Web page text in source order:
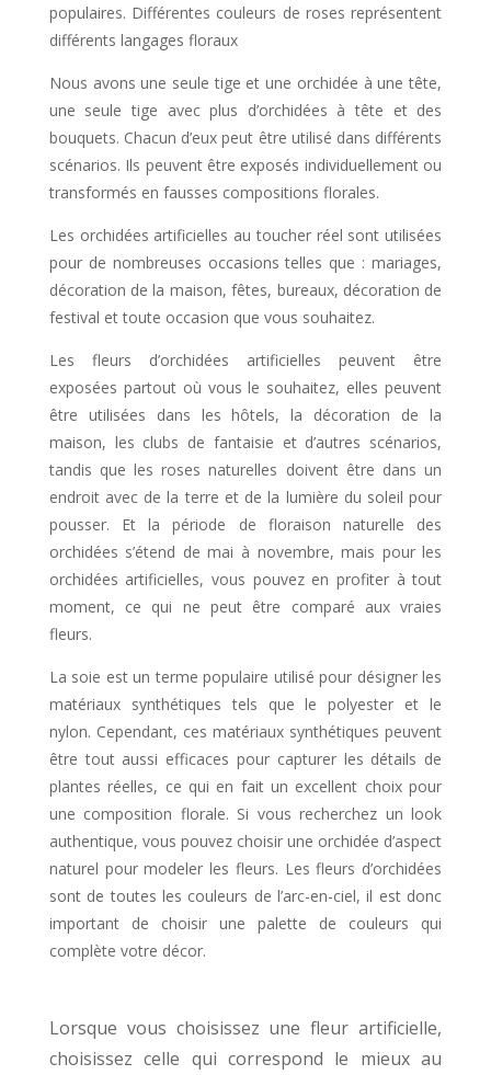
populaires. Différentes couleurs de roses représentent
différents langages floraux
Nous avons une seule tige et une orchidée à une tête,
une seule tige avec plus d’orchidées à tête et des
bouquets. Chacun d’eux peut être utilisé dans différents
scénarios. Ils peuvent être exposés individuellement ou
transformés en fausses compositions florales.
Les orchidées artificielles au toucher réel sont utilisées
pour de nombreuses occasions telles que : mariages,
décoration de la maison, fêtes, bureaux, décoration de
festival et toute occasion que vous souhaitez.
Les fleurs d’orchidées artificielles peuvent être
exposées partout où vous le souhaitez, elles peuvent
être utilisées dans les hôtels, la décoration de la
maison, les clubs de fantaisie et d’autres scénarios,
tandis que les roses naturelles doivent être dans un
endroit avec de la terre et de la lumière du soleil pour
pousser. Et la période de floraison naturelle des
orchidées s’étend de mai à novembre, mais pour les
orchidées artificielles, vous pouvez en profiter à tout
moment, ce qui ne peut être comparé aux vraies
fleurs.
La soie est un terme populaire utilisé pour désigner les
matériaux synthétiques tels que le polyester et le
nylon. Cependant, ces matériaux synthétiques peuvent
être tout aussi efficaces pour capturer les détails de
plantes réelles, ce qui en fait un excellent choix pour
une composition florale. Si vous recherchez un look
authentique, vous pouvez choisir une orchidée d’aspect
naturel pour modeler les fleurs. Les fleurs d’orchidées
sont de toutes les couleurs de l’arc-en-ciel, il est donc
important de choisir une palette de couleurs qui
complète votre décor.
Lorsque vous choisissez une fleur artificielle,
choisissez celle qui correspond le mieux au